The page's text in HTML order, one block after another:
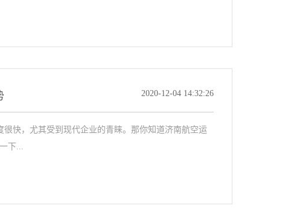
2020-12-04 14:32:26
快，尤其受到现代企业的青睐。那你知道济南航空运
下...